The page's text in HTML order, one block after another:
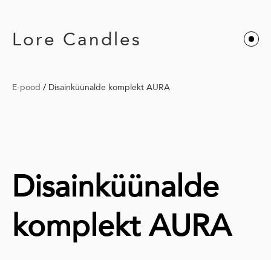
Lore Candles
E-pood / Disainküünalde komplekt AURA
Disainküünalde
komplekt AURA